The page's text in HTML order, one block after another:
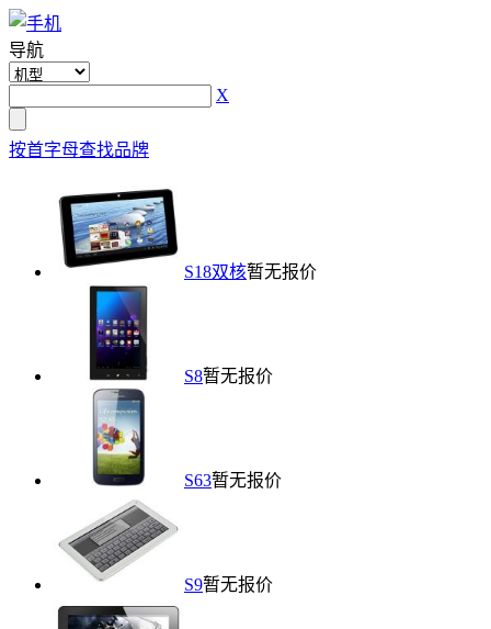
导航
X
按首字母查找品牌
S18双核暂无报价
S8暂无报价
S63暂无报价
S9暂无报价